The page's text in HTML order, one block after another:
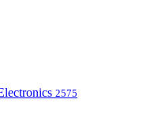
2575